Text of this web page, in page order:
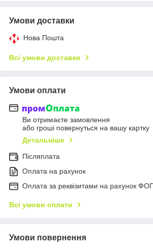
Умови доставки
Нова Пошта
Всі умови доставки
Умови оплати
Ви отримаєте замовлення
або гроші повернуться на вашу картку
Детальніше
Післяплата
Оплата на рахунок
Оплата за реквізитами на рахунок
Всі умови оплати
Умови повернення